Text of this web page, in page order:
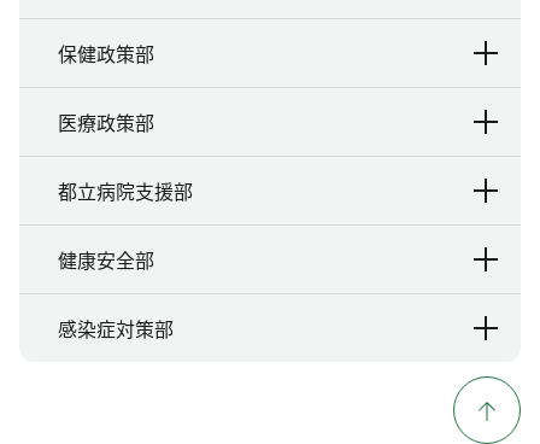
保健政策部
医療政策部
都立病院支援部
健康安全部
感染症対策部